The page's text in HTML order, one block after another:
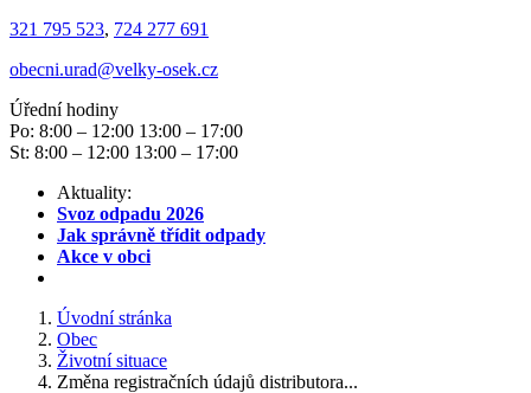
321 795 523, 724 277 691
obecni.urad@velky-osek.cz
Úřední hodiny
Po: 8:00 – 12:00 13:00 – 17:00
St: 8:00 – 12:00 13:00 – 17:00
Aktuality:
Svoz odpadu 2026
Jak správně třídit odpady
Akce v obci
Úvodní stránka
Obec
Životní situace
Změna registračních údajů distributora...